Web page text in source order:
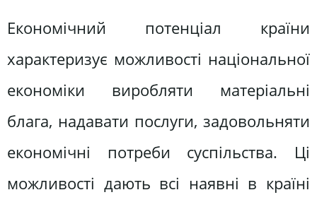
Економічний потенціал країни
характеризує можливості національної
економіки виробляти матеріальні
блага, надавати послуги, задовольняти
економічні потреби суспільства. Ці
можливості дають всі наявні в країні